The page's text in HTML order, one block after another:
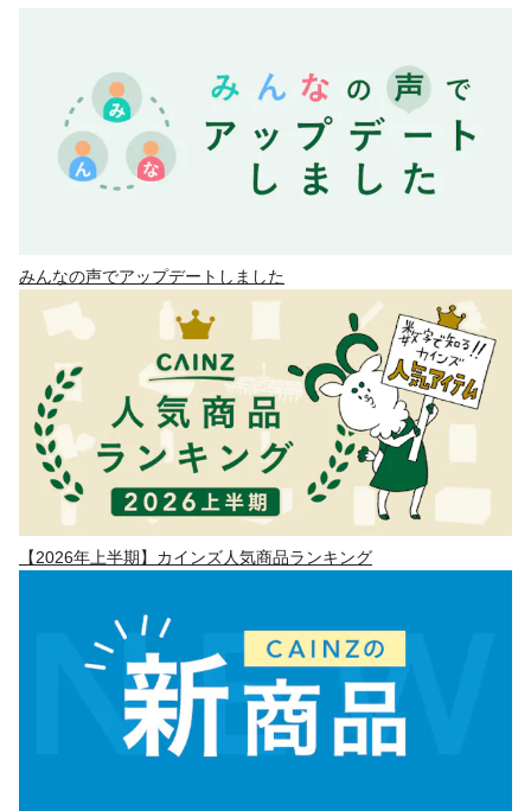
みんなの声でアップデートしました
【2026年上半期】カインズ人気商品ランキング